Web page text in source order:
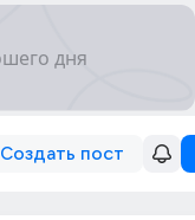
Создать пост